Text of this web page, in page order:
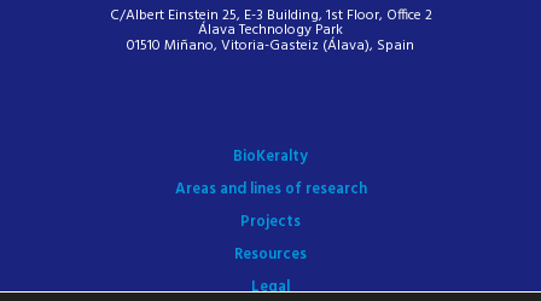
C/Albert Einstein 25, E-3 Building, 1st Floor, Office 2
Álava Technology Park
01510 Miñano, Vitoria-Gasteiz (Álava), Spain
BioKeralty
Areas and lines of research
Projects
Resources
Legal